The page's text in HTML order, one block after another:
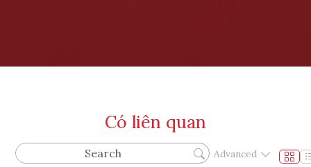
Có liên quan
Advanced